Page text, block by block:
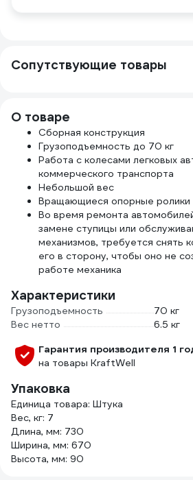
Сопутствующие товары
О товаре
Сборная конструкция
Грузоподъемность до 70 кг
Работа с колесами легковых
коммерческого транспорта
Небольшой вес
Вращающиеся опорные ролики
Во время ремонта
замене ступицы или
механизмов, требуется снять
его в сторону, чтобы оно не
работе механика
Характеристики
Грузоподъемность
70 кг
Вес нетто
6.5 кг
Гарантия производителя 1
на товары KraftWell
Упаковка
Единица товара: Штука
Вес, кг: 7
Длина, мм: 730
Ширина, мм: 670
Высота, мм: 90